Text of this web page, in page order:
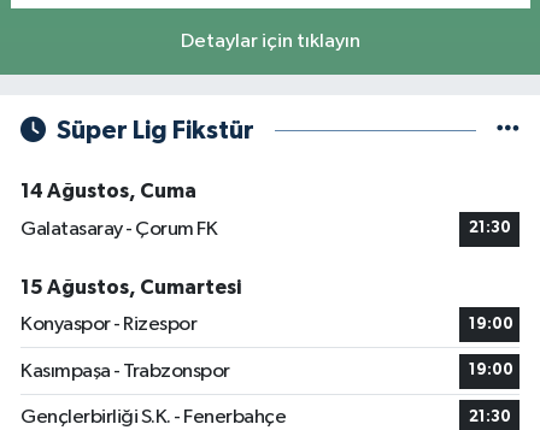
Detaylar için tıklayın
Süper Lig Fikstür
14 Ağustos, Cuma
Galatasaray - Çorum FK
21:30
15 Ağustos, Cumartesi
Konyaspor - Rizespor
19:00
Kasımpaşa - Trabzonspor 19:00
Gençlerbirliği S.K. - Fenerbahçe 21:30